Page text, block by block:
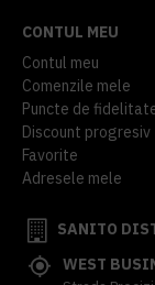
CONTUL MEU
Contul meu
Comenzile mele
Puncte de
Discount progresiv
Favorite
Adresele mele
SANITO
WEST